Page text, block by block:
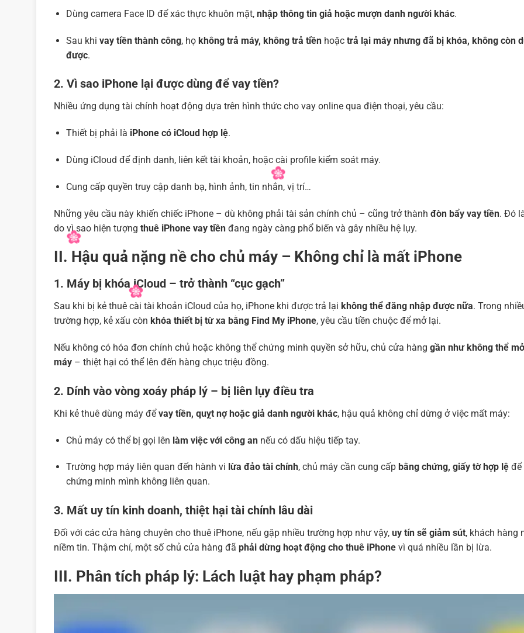
Dùng camera Face ID để xác thực khuôn mặt, nhập thông tin giả hoặc mượn danh người khác.
Sau khi vay tiền thành công, họ không trả máy, không trả tiềnhoặc trả lại máy nhưng đã bị khóa, không còn
được.
2. Vì sao iPhone lại được dùng để vay tiền?
Nhiều ứng dụng tài chính hoạt động dựa trên hình thức cho vay online qua điện thoại, yêu cầu:
Thiết bị phải là iPhone có iCloud hợp lệ.
Dùng iCloud để định danh, liên kết tài khoản, hoặc cài profile kiểm soát máy.
Cung cấp quyền truy cập danh bạ, hình ảnh, tin nhắn, vị trí…
Những yêu cầu này khiến chiếc iPhone – dù không phải tài sản chính chủ – cũng trở thành đòn bẩy vay tiền. Đó
do vì sao hiện tượng thuê iPhone vay tiền đang ngày càng phổ biến và gây nhiều hệ lụy.
II. Hậu quả nặng nề cho chủ máy – Không chỉ là mất iPhone
1. Máy bị khóa iCloud – trở thành “cục gạch”
Sau khi bị kẻ thuê cài tài khoản iCloud của họ, iPhone khi được trả lại không thể đăng nhập được nữa. Trong
trường hợp, kẻ xấu còn khóa thiết bị từ xa bằng Find My iPhone, yêu cầu tiền chuộc để mở lại.
Nếu không có hóa đơn chính chủ hoặc không thể chứng minh quyền sở hữu, chủ cửa hàng gần như không thể
máy – thiệt hại có thể lên đến hàng chục triệu đồng.
2. Dính vào vòng xoáy pháp lý – bị liên lụy điều tra
Khi kẻ thuê dùng máy đểvay tiền, quỵt nợ hoặc giả danh người khác, hậu quả không chỉ dừng ở việc mất máy:
Chủ máy có thể bị gọi lên làm việc với công annếu có dấu hiệu tiếp tay.
Trường hợp máy liên quan đến hành vi lừa đảo tài chính, chủ máy cần cung cấp bằng chứng, giấy tờ hợp lệđể
chứng minh mình không liên quan.
3. Mất uy tín kinh doanh, thiệt hại tài chính lâu dài
Đối với các cửa hàng chuyên cho thuê iPhone, nếu gặp nhiều trường hợp như vậy, uy tín sẽ giảm sút, khách hàng
niềm tin. Thậm chí, một số chủ cửa hàng đã phải dừng hoạt động cho thuê iPhone vì quá nhiều lần bị lừa.
III. Phân tích pháp lý: Lách luật hay phạm pháp?